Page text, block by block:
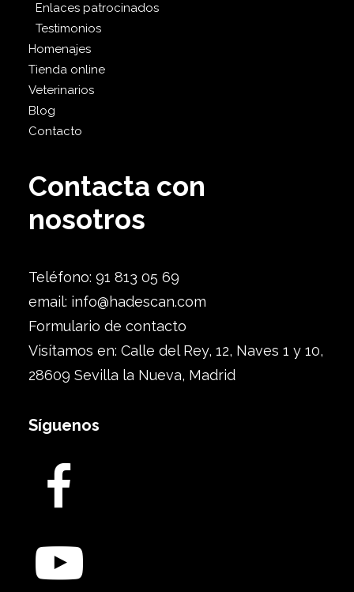
Enlaces patrocinados
Testimonios
Homenajes
Tienda online
Veterinarios
Blog
Contacto
Contacta con
nosotros
Teléfono: 91 813 05 69
email: info@hadescan.com
Formulario de contacto
Visítamos en: Calle del Rey, 12, Naves 1 y 10,
28609 Sevilla la Nueva, Madrid
Síguenos